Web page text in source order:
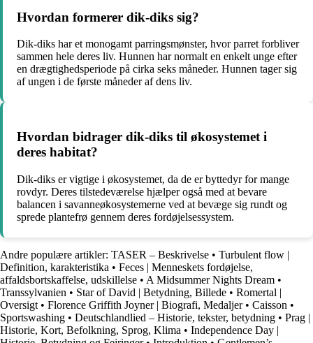
Hvordan formerer dik-diks sig?
Dik-diks har et monogamt parringsmønster, hvor parret forbliver
sammen hele deres liv. Hunnen har normalt en enkelt unge efter
en drægtighedsperiode på cirka seks måneder. Hunnen tager sig
af ungen i de første måneder af dens liv.
Hvordan bidrager dik-diks til økosystemet i
deres habitat?
Dik-diks er vigtige i økosystemet, da de er byttedyr for mange
rovdyr. Deres tilstedeværelse hjælper også med at bevare
balancen i savanneøkosystemerne ved at bevæge sig rundt og
sprede plantefrø gennem deres fordøjelsessystem.
Andre populære artikler: TASER – Beskrivelse • Turbulent flow |
Definition, karakteristika • Feces | Menneskets fordøjelse,
affaldsbortskaffelse, udskillelse • A Midsummer Nights Dream •
Transsylvanien • Star of David | Betydning, Billede • Romertal |
Oversigt • Florence Griffith Joyner | Biografi, Medaljer• Caisson •
Sportswashing • Deutschlandlied – Historie, tekster, betydning • Prag |
Historie, Kort, Befolkning, Sprog, Klima • Independence Day |